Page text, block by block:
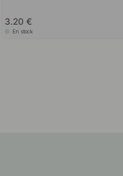
3.20
En stock